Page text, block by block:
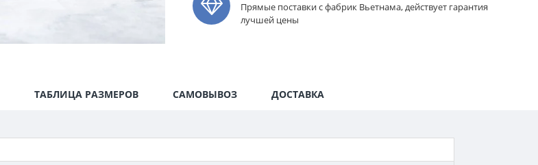
Прямые поставки с фабрик Вьетнама, действует гарантия
лучшей цены
ТАБЛИЦА РАЗМЕРОВ САМОВЫВОЗ ДОСТАВКА